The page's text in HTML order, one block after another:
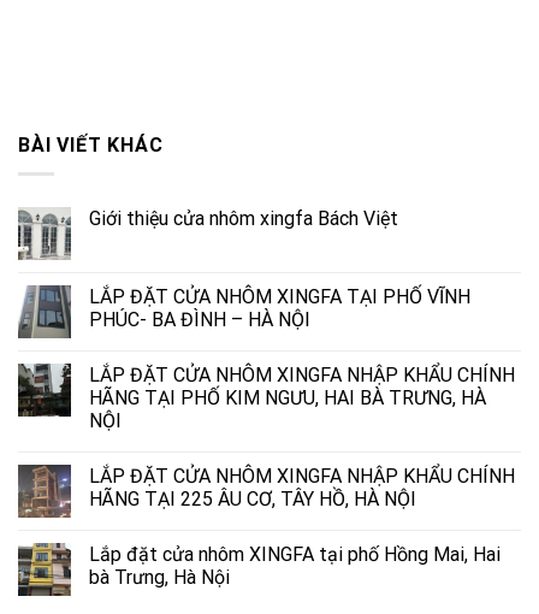
BÀI VIẾT KHÁC
Giới thiệu cửa nhôm xingfa Bách Việt
LẮP ĐẶT CỬA NHÔM XINGFA TẠI PHỐ VĨNH
PHÚC- BA ĐÌNH – HÀ NỘI
LẮP ĐẶT CỬA NHÔM XINGFA NHẬP KHẨU CHÍNH
HÃNG TẠI PHỐ KIM NGƯU, HAI BÀ TRƯNG, HÀ
NỘI
LẮP ĐẶT CỬA NHÔM XINGFA NHẬP KHẨU CHÍNH
HÃNG TẠI 225 ÂU CƠ, TÂY HỒ, HÀ NỘI
Lắp đặt cửa nhôm XINGFA tại phố Hồng Mai, Hai
bà Trưng, Hà Nội